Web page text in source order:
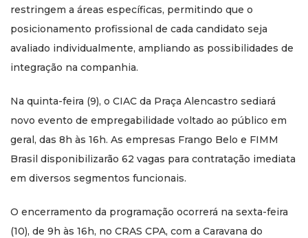
restringem a áreas específicas, permitindo que o
posicionamento profissional de cada candidato seja
avaliado individualmente, ampliando as possibilidades de
integração na companhia.
Na quinta-feira (9), o CIAC da Praça Alencastro sediará
novo evento de empregabilidade voltado ao público em
geral, das 8h às 16h. As empresas Frango Belo e FIMM
Brasil disponibilizarão 62 vagas para contratação imediata
em diversos segmentos funcionais.
O encerramento da programação ocorrerá na sexta-feira
(10), de 9h às 16h, no CRAS CPA, com a Caravana do